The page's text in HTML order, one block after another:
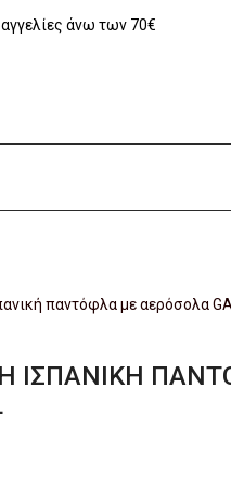
άνω των 70€
παντόφλα με αερόσολα
ΙΣΠΑΝΙΚΉ